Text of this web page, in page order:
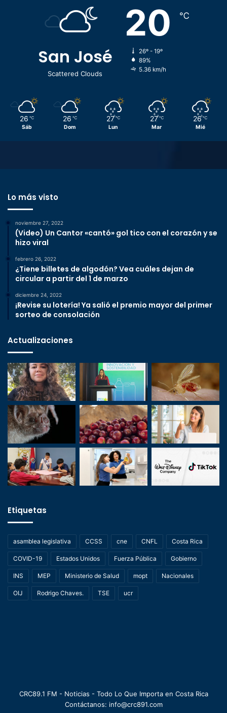
San José
Scattered Clouds
20 ℃
26º - 19º
89%
5.36 km/h
26 ℃
Sáb
26 ℃
Dom
27 ℃
Lun
27 ℃
Mar
26 ℃
Mié
Lo más visto
noviembre 27, 2022
(Video) Un Cantor «cantó» gol tico con el corazón y se
hizo viral
febrero 26, 2022
¿Tiene billetes de algodón? Vea cuáles dejan de
circular a partir del 1 de marzo
diciembre 24, 2022
¡Revise su lotería! Ya salió el premio mayor del primer
sorteo de consolación
Actualizaciones
Etiquetas
asamblea legislativa CCSS cne CNFL Costa Rica
COVID-19 Estados Unidos Fuerza Pública Gobierno
INS MEP Ministerio de Salud mopt Nacionales
OIJ Rodrigo Chaves. TSE ucr
CRC89.1 FM - Noticias - Todo Lo Que Importa en Costa Rica
Contáctanos: info@crc891.com